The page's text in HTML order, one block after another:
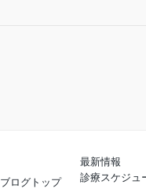
ブログトップ
最新情報
診療スケジュ